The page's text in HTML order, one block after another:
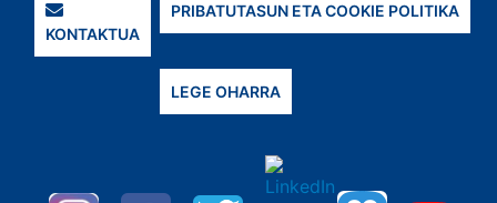
KONTAKTUA
PRIBATUTASUN ETA COOKIE POLITIKA
LEGE OHARRA